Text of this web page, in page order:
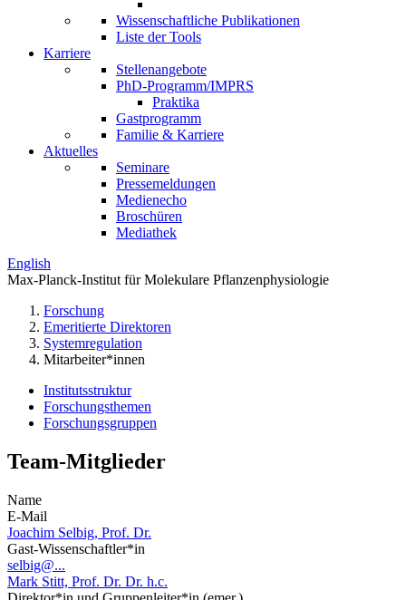
Wissenschaftliche Publikationen
Liste der Tools
Karriere
Stellenangebote
PhD-Programm/IMPRS
Praktika
Gastprogramm
Familie & Karriere
Aktuelles
Seminare
Pressemeldungen
Medienecho
Broschüren
Mediathek
English
Max-Planck-Institut für Molekulare Pflanzenphysiologie
Forschung
Emeritierte Direktoren
Systemregulation
Mitarbeiter*innen
Institutsstruktur
Forschungsthemen
Forschungsgruppen
Team-Mitglieder
Name
E-Mail
Joachim Selbig, Prof. Dr.
Gast-Wissenschaftler*in
selbig@...
Mark Stitt, Prof. Dr. Dr. h.c.